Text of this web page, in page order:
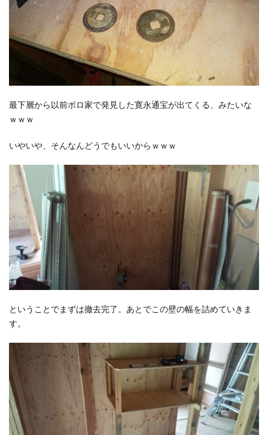
最下層から以前ボロ家で発見した寛永通宝が出てくる、みたいな
ｗｗｗ
いやいや、そんなんどうでもいいからｗｗｗ
ということでまずは撤去完了。あとでこの壁の幅を詰めていきま
す。